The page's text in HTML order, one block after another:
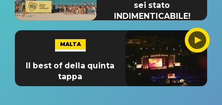
sei stato
INDIMENTICABILE!
MALTA
Il best of della quinta
tappa